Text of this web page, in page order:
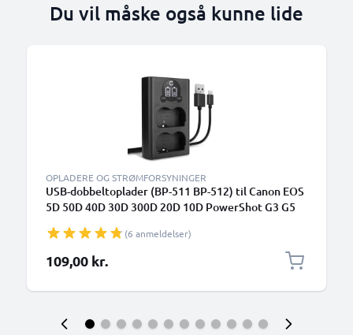
Du vil måske også kunne lide
OPLADERE OG STRØMFORSYNINGER
USB-dobbeltoplader (BP-511 BP-512) til Canon EOS
5D 50D 40D 30D 300D 20D 10D PowerShot G3 G5
(6 anmeldelser)
109,00 kr.